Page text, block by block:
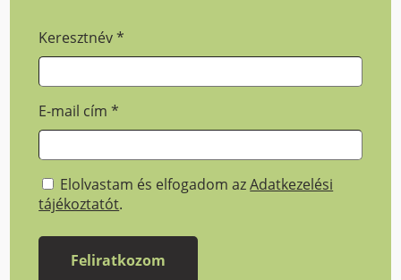
Keresztnév*
E-mail cím*
Elolvastam és elfogadom azAdatkezelési
tájékoztatót.